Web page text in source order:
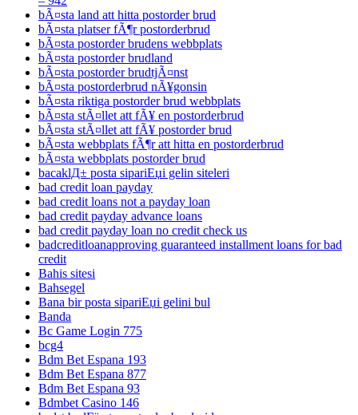
bÃ¤sta land att hitta postorder brud
bÃ¤sta platser fÃ¶r postorderbrud
bÃ¤sta postorder brudens webbplats
bÃ¤sta postorder brudland
bÃ¤sta postorder brudtjÃ¤nst
bÃ¤sta postorderbrud nÃ¥gonsin
bÃ¤sta riktiga postorder brud webbplats
bÃ¤sta stÃ¤llet att fÃ¥ en postorderbrud
bÃ¤sta stÃ¤llet att fÃ¥ postorder brud
bÃ¤sta webbplats fÃ¶r att hitta en postorderbrud
bÃ¤sta webbplats postorder brud
bacaklД± posta sipariЕџi gelin siteleri
bad credit loan payday
bad credit loans not a payday loan
bad credit payday advance loans
bad credit payday loan no credit check us
badcreditloanapproving guaranteed installment loans for bad
credit
Bahis sitesi
Bahsegel
Bana bir posta sipariЕџi gelini bul
Banda
Bc Game Login 775
bcg4
Bdm Bet Espana 193
Bdm Bet Espana 877
Bdm Bet Espana 93
Bdmbet Casino 146